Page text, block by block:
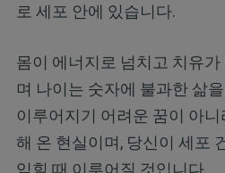
로 세포 안에 있습니다.
몸이 에너지로 넘치고 치유
며 나이는 숫자에 불과한 삶
이루어지기 어려운 꿈이 아
해 온 현실이며, 당신이 세포
익힐 때 이루어질 것입니다.